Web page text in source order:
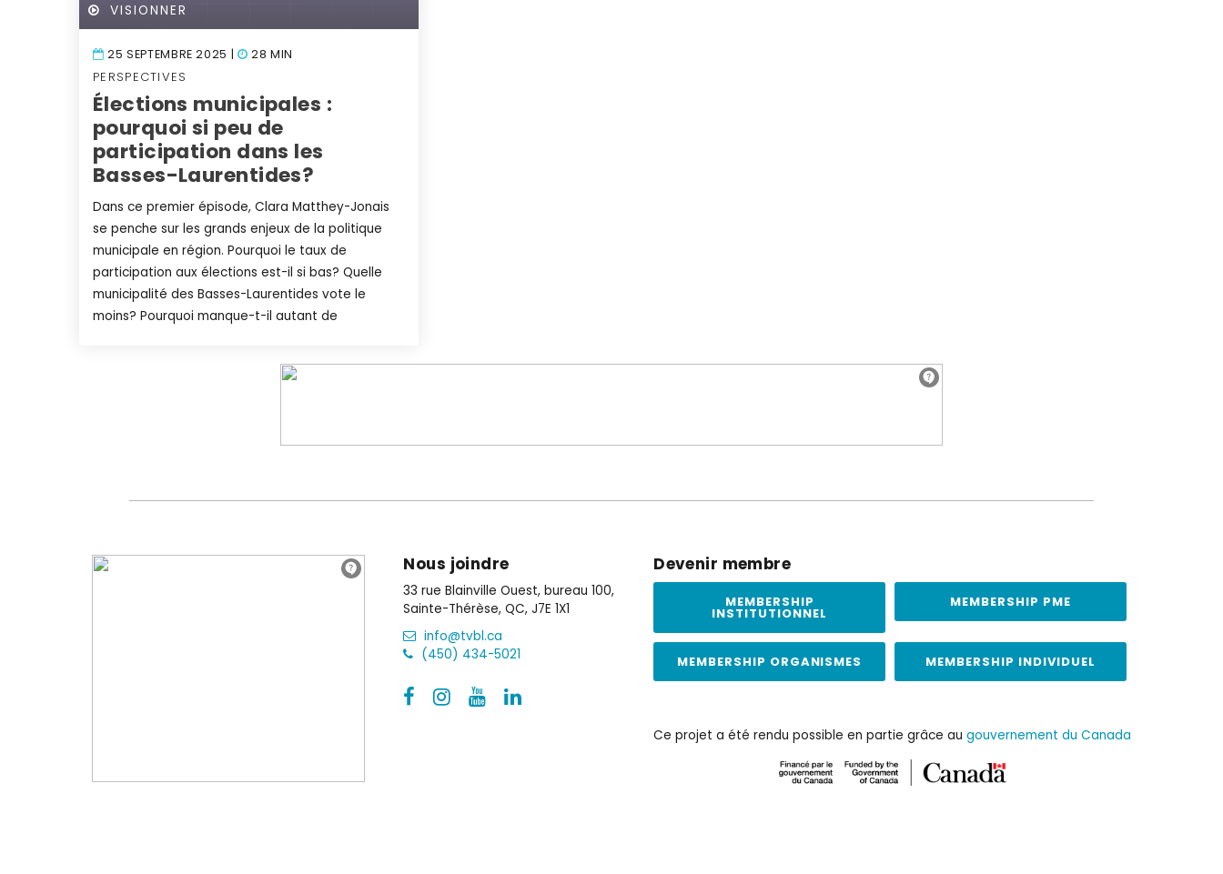
VISIONNER
25 SEPTEMBRE 2025 | 28 MIN
PERSPECTIVES
Élections municipales :
pourquoi si peu de
participation dans les
Basses-Laurentides?
Dans ce premier épisode, Clara Matthey-Jonais
se penche sur les grands enjeux de la politique
municipale en région. Pourquoi le taux de
participation aux élections est-il si bas? Quelle
municipalité des Basses-Laurentides vote le
moins? Pourquoi manque-t-il autant de
Nous joindre
33 rue Blainville Ouest, bureau 100,
Sainte-Thérèse, QC, J7E 1X1
info@tvbl.ca
(450) 434-5021
Devenir membre
MEMBERSHIP
INSTITUTIONNEL
MEMBERSHIP PME
MEMBERSHIP ORGANISMES MEMBERSHIP INDIVIDUEL
Ce projet a été rendu possible en partie grâce augouvernement du Canada